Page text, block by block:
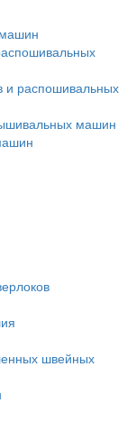
распошивальных
машин
швейных